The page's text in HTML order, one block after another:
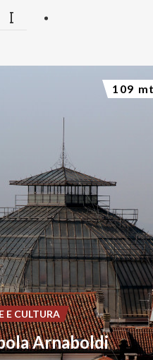
Arnaboldi
E CULTURA
109 mt